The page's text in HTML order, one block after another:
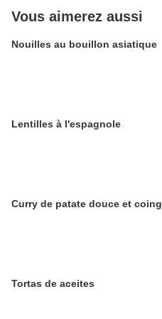
Vous aimerez aussi
Nouilles au bouillon asiatique
Lentilles à l'espagnole
Curry de patate douce et coing
Tortas de aceites